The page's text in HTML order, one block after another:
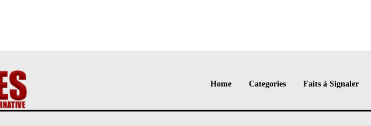
Home Categories Faits à Signaler